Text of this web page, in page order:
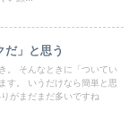
だ」と思う
。 そんなときに「ついてい
す。 いうだけなら簡単と思
がまだまだ多いですね